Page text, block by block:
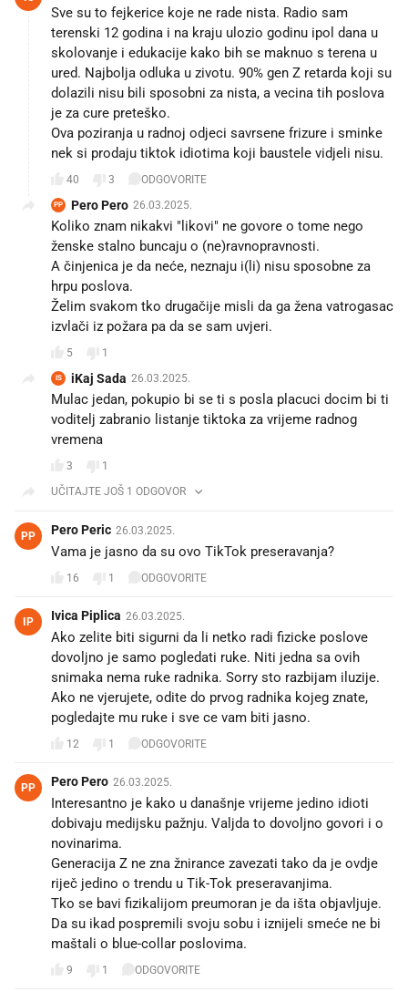
Sve su to fejkerice koje ne rade nista. Radio sam
terenski 12 godina i na kraju ulozio godinu ipol dana u
skolovanje i edukacije kako bih se maknuo s terena u
ured. Najbolja odluka u zivotu. 90% gen Z retarda koji su
dolazili nisu bili sposobni za nista, a vecina tih poslova
je za cure preteško.
Ova poziranja u radnoj odjeci savrsene frizure i sminke
nek si prodaju tiktok idiotima koji baustele vidjeli nisu.
40 3 ODGOVORITE
PP Pero Pero 26.03.2025.
Koliko znam nikakvi "likovi" ne govore o tome nego
ženske stalno buncaju o (ne)ravnopravnosti.
A činjenica je da neće, neznaju i(li) nisu sposobne za
hrpu poslova.
Želim svakom tko drugačije misli da ga žena vatrogasac
izvlači iz požara pa da se sam uvjeri.
5 1
IS iKaj Sada 26.03.2025.
Mulac jedan, pokupio bi se ti s posla placuci docim bi ti
voditelj zabranio listanje tiktoka za vrijeme radnog
vremena
3
1
UČITAJTE JOŠ 1 ODGOVOR
PP Pero Peric 26.03.2025.
Vama je jasno da su ovo TikTok preseravanja?
16 1 ODGOVORITE
IP Ivica Piplica 26.03.2025.
Ako zelite biti sigurni da li netko radi fizicke poslove
dovoljno je samo pogledati ruke. Niti jedna sa ovih
snimaka nema ruke radnika. Sorry sto razbijam iluzije.
Ako ne vjerujete, odite do prvog radnika kojeg znate,
pogledajte mu ruke i sve ce vam biti jasno.
12 1 ODGOVORITE
PP Pero Pero 26.03.2025.
Interesantno je kako u današnje vrijeme jedino idioti
dobivaju medijsku pažnju. Valjda to dovoljno govori i o
novinarima.
Generacija Z ne zna žnirance zavezati tako da je ovdje
riječ jedino o trendu u Tik-Tok preseravanjima.
Tko se bavi fizikalijom preumoran je da išta objavljuje.
Da su ikad pospremili svoju sobu i iznijeli smeće ne bi
maštali o blue-collar poslovima.
9 1 ODGOVORITE